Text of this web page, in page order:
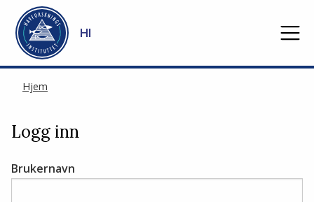
Gå til hovedinnhold
HI
Hjem
Logg inn
Brukernavn